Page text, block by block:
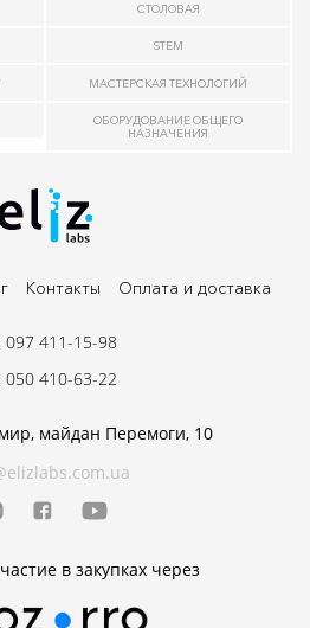
СТОЛОВАЯ
STEM
МАСТЕРСКАЯ ТЕХНОЛОГИЙ
ОБОРУДОВАНИЕ ОБЩЕГО
НАЗНАЧЕНИЯ
Контакты Оплата и доставка
майдан Перемоги, 10
в закупках через
097 411-15-98
050 410-63-22